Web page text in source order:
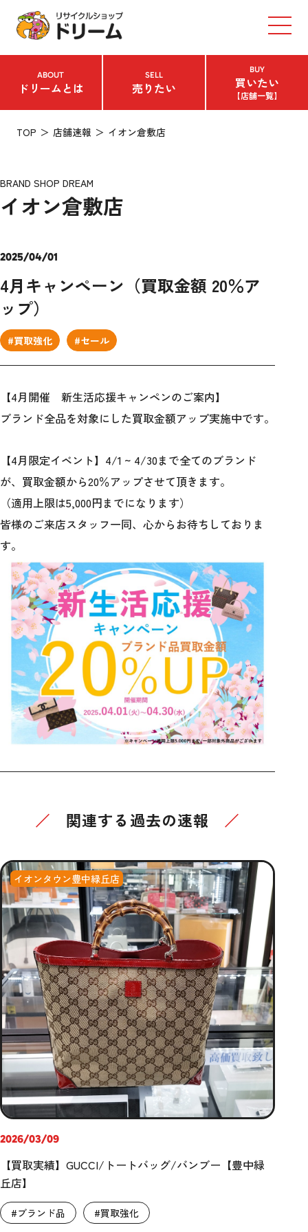
ABOUT
ドリームとは
SELL
売りたい
BUY
買いたい
【店舗一覧】
TOP 店舗速報 イオン倉敷店
BRAND SHOP DREAM
イオン倉敷店
2025/04/01
4月キャンペーン（買取金額 20％ア
ップ）
#買取強化 #セール
【4月開催 新生活応援キャンペンのご案内】
ブランド全品を対象にした買取金額アップ実施中です。
【4月限定イベント】4/1 ~ 4/30まで全てのブランド
が、買取金額から20％アップさせて頂きます。
（適用上限は5,000円までになります）
皆様のご来店スタッフ一同、心からお待ちしておりま
す。
関連する過去の速報
イオンタウン豊中緑丘店
2026/03/09
【買取実績】GUCCI/トートバッグ/バンブー【豊中緑
丘店】
#ブランド品 #買取強化